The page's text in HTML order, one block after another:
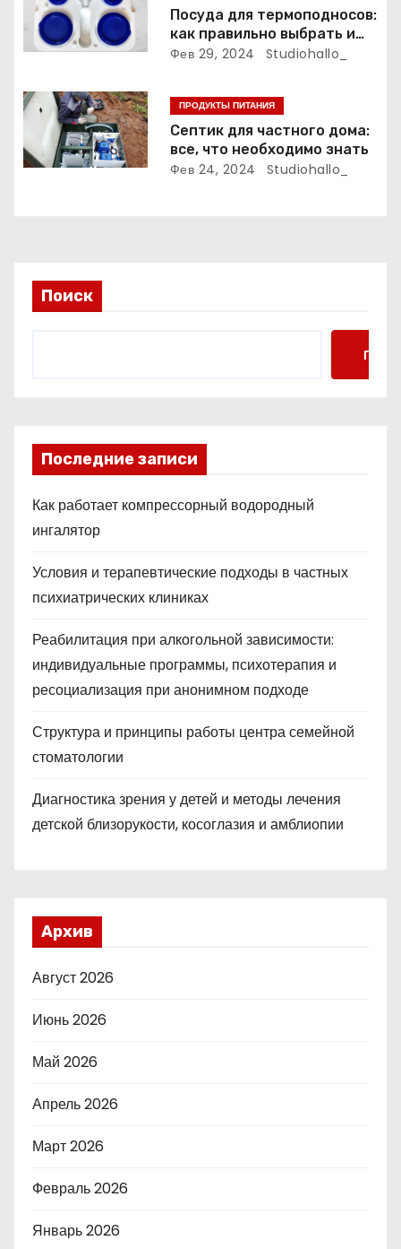
а
п
и
я
Посуда для термоподносов:
как правильно выбрать и
использовать
Фев 29, 2024 Studiohallo_
ПРОДУКТЫ ПИТАНИЯ
Септик для частного дома:
все, что необходимо знать
Фев 24, 2024 Studiohallo_
Поиск
Поиск
Последние записи
Как работает компрессорный водородный
ингалятор
Условия и терапевтические подходы в частных
психиатрических клиниках
Реабилитация при алкогольной зависимости:
индивидуальные программы, психотерапия и
ресоциализация при анонимном подходе
Структура и принципы работы центра семейной
стоматологии
Диагностика зрения у детей и методы лечения
детской близорукости, косоглазия и амблиопии
Архив
Август 2026
Июнь 2026
Май 2026
Апрель 2026
Март 2026
Февраль 2026
Январь 2026